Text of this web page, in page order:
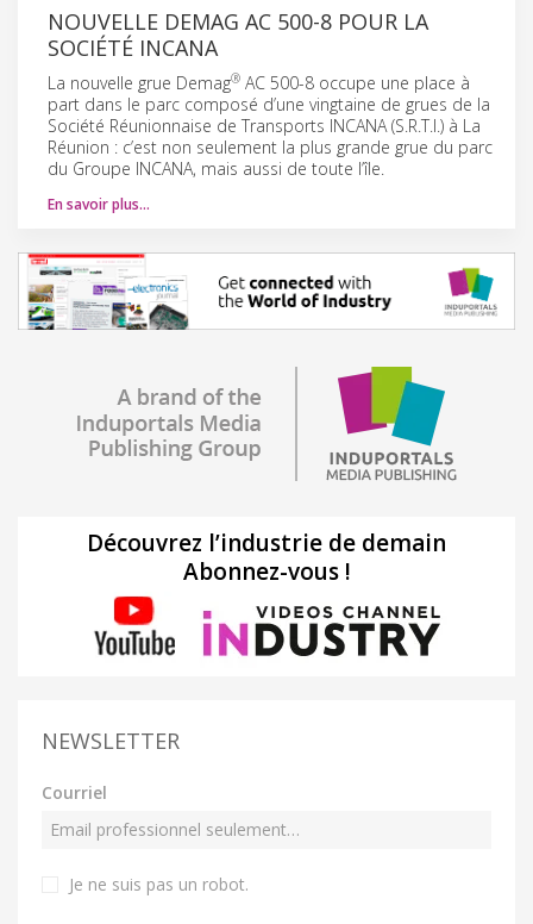
NOUVELLE DEMAG AC 500-8 POUR LA
SOCIÉTÉ INCANA
La nouvelle grue Demag® AC 500-8 occupe une place à
part dans le parc composé d’une vingtaine de grues de la
Société Réunionnaise de Transports INCANA (S.R.T.I.) à La
Réunion : c’est non seulement la plus grande grue du parc
du Groupe INCANA, mais aussi de toute l’île.
En savoir plus…
Découvrez l’industrie de demain
Abonnez-vous !
NEWSLETTER
Courriel
Je ne suis pas un robot.